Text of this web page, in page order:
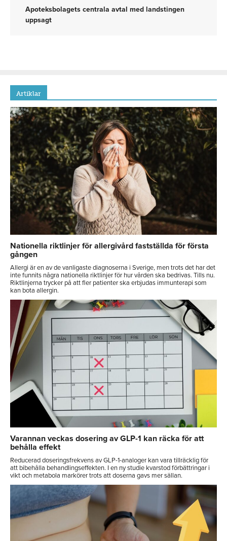
Apoteksbolagets centrala avtal med landstingen
uppsagt
Artiklar
Nationella riktlinjer för allergivård fastställda för första
gången
Allergi är en av de vanligaste diagnoserna i Sverige, men trots det har det
inte funnits några nationella riktlinjer för hur vården ska bedrivas. Tills nu.
Riktlinjerna trycker på att fler patienter ska erbjudas immunterapi som
kan bota allergin.
Varannan veckas dosering av GLP-1 kan räcka för att
behålla effekt
Reducerad doseringsfrekvens av GLP-1-analoger kan vara tillräcklig för
att bibehålla behandlingseffekten. I en ny studie kvarstod förbättringar i
vikt och metabola markörer trots att doserna gavs mer sällan.